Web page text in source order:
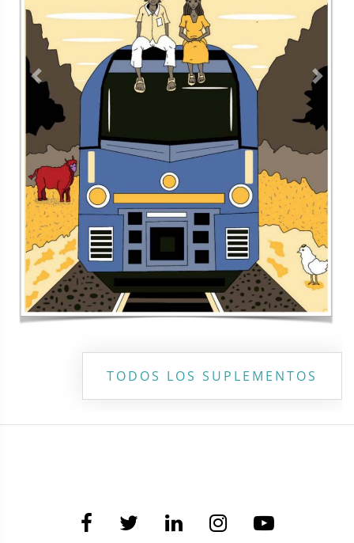
Contacto Directorio Aviso de privacidad
Copyright ©2026 Todos los derechos reservados | La Jornada
Maya